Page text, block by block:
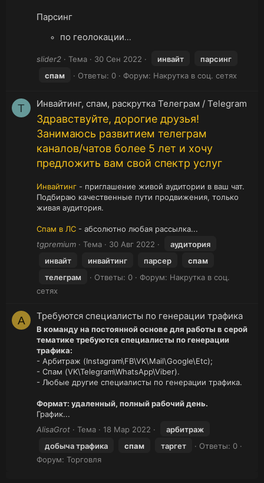
Парсинг
по геолокации...
slider2 Тема 30 Сен 2022 инвайт
парсинг
спам
Ответы: 0 Форум: Накрутка в соц. сетях
T Инвайтинг, спам, раскрутка Телеграм / Telegram
Здравствуйте, дорогие друзья!
Занимаюсь развитием телеграм
каналов/чатов более 5 лет и хочу
предложить вам свой спектр услуг
Инвайтинг - приглашение живой аудитории в ваш чат.
Подбираю качественные пути продвижения, только
живая аудитория.
Спам в ЛС - абсолютно любая рассылка...
tgpremium
Тема 30 Авг 2022
аудитория
инвайт
инвайтинг парсер
спам
телеграм
Ответы: 0 Форум: Накрутка в соц.
сетях
A Требуются специалисты по генерации трафика
В команду на постоянной основе для работы в серой
тематике требуются специалисты по генерации
трафика:
- Арбитраж (Instagram\FB\VK\Mail\Google\Etc);
- Спам (VK\Telegram\WhatsApp\Viber).
- Любые другие специалисты по генерации трафика.
Формат: удаленный, полный рабочий день.
График...
AlisaGrot
Тема 18 Мар 2022
арбитраж
добыча трафика
спам таргет
Ответы: 0
Форум: Торговля